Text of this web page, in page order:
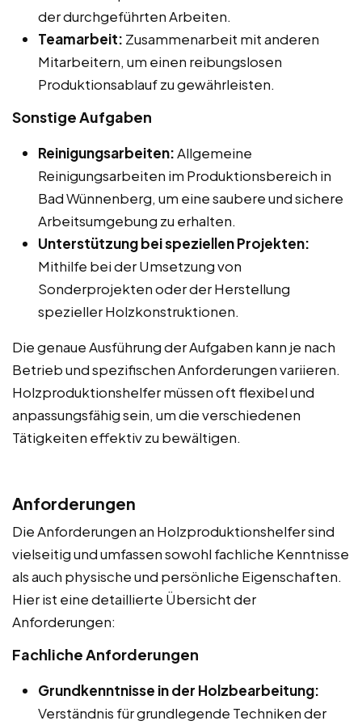
der durchgeführten Arbeiten.
Teamarbeit: Zusammenarbeit mit anderen
Mitarbeitern, um einen reibungslosen
Produktionsablauf zu gewährleisten.
Sonstige Aufgaben
Reinigungsarbeiten:Allgemeine
Reinigungsarbeiten im Produktionsbereich in
Bad Wünnenberg, um eine saubere und sichere
Arbeitsumgebung zu erhalten.
Unterstützung bei speziellen Projekten:
Mithilfe bei der Umsetzung von
Sonderprojekten oder der Herstellung
spezieller Holzkonstruktionen.
Die genaue Ausführung der Aufgaben kann je nach
Betrieb und spezifischen Anforderungen variieren.
Holzproduktionshelfer müssen oft flexibel und
anpassungsfähig sein, um die verschiedenen
Tätigkeiten effektiv zu bewältigen.
Anforderungen
Die Anforderungen an Holzproduktionshelfer sind
vielseitig und umfassen sowohl fachliche Kenntnisse
als auch physische und persönliche Eigenschaften.
Hier ist eine detaillierte Übersicht der
Anforderungen:
Fachliche Anforderungen
Grundkenntnisse in der Holzbearbeitung:
Verständnis für grundlegende Techniken der